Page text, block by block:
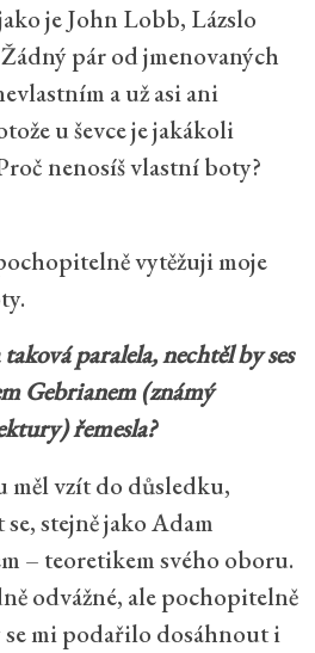
je John Lobb, Lázslo
pár od jmenovaných
a už asi ani
u ševce je jakákoli
nenosíš vlastní boty?
vytěžuji moje
paralela, nechtěl by ses
Gebrianem (známý
řemesla?
vzít do důsledku,
stejně jako Adam
– teoretikem svého oboru.
odvážné, ale pochopitelně
mi podařilo dosáhnout i